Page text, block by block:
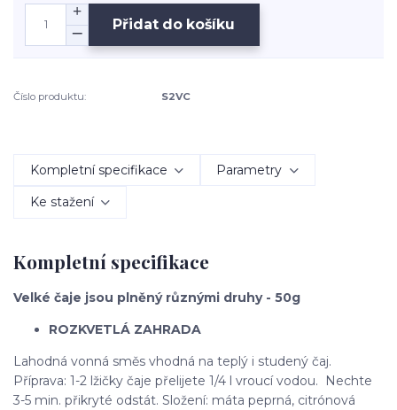
Přidat do košíku
Číslo produktu: S2VC
Kompletní specifikace Parametry
Ke stažení
Kompletní specifikace
Velké čaje jsou plněný různými druhy - 50g
ROZKVETLÁ ZAHRADA
Lahodná vonná směs vhodná na teplý i studený čaj.
Příprava: 1-2 lžičky čaje přelijete 1/4 l vroucí vodou. Nechte
3-5 min. přikryté odstát. Složení: máta peprná, citrónová